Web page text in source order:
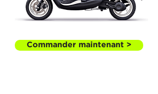
Commander maintenant >